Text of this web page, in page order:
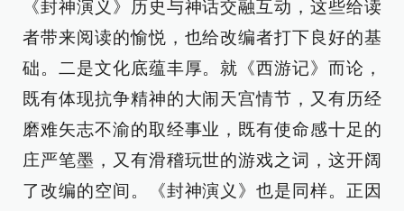
《封神演义》历史与神话交融互动，这些给读
者带来阅读的愉悦，也给改编者打下良好的基
础。二是文化底蕴丰厚。就《西游记》而论，
既有体现抗争精神的大闹天宫情节，又有历经
磨难矢志不渝的取经事业，既有使命感十足的
庄严笔墨，又有滑稽玩世的游戏之词，这开阔
了改编的空间。《封神演义》也是同样。正因